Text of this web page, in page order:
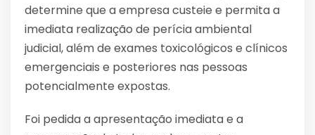
determine que a empresa custeie e permita a
imediata realização de perícia ambiental
judicial, além de exames toxicológicos e clínicos
emergenciais e posteriores nas pessoas
potencialmente expostas.
Foi pedida a apresentação imediata e a